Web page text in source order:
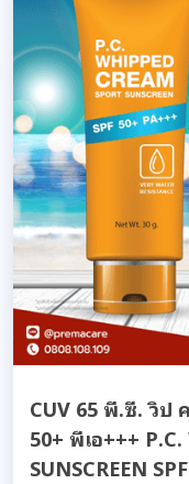
CUV 65 พี.ซี. วิป
50+ พีเอ+++
SUNSCREEN